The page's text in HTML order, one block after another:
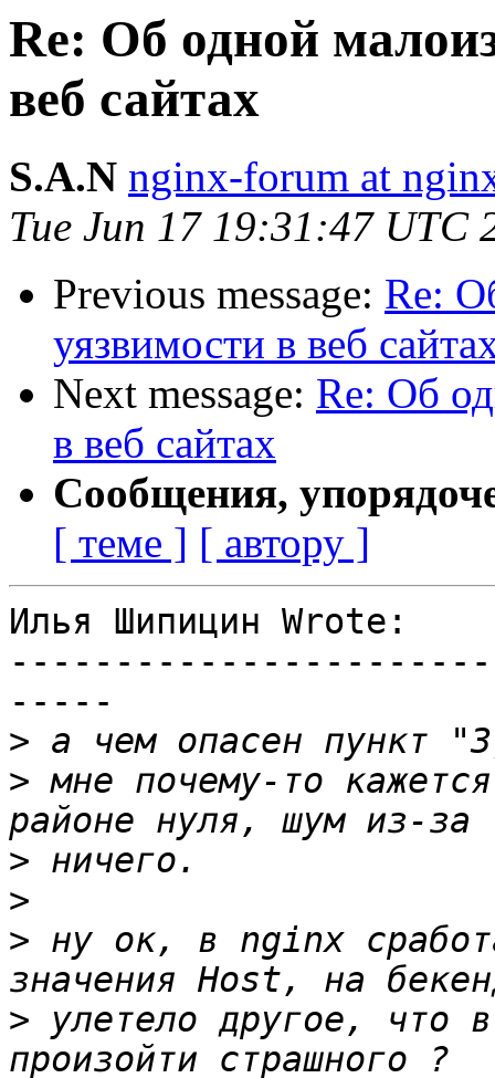
Re: Об одной
веб сайтах
S.A.N nginx-forum at
Tue Jun 17 19:31:47 UTC
Previous message: Re:
уязвимости в веб
Next message: Re: Об
в веб сайтах
Сообщения,
[ теме ] [ автору ]
Илья Шипицин Wrote:
-----
>
> мне почему-то
>
>
> ну ок, в nginx
> улетело другое, что